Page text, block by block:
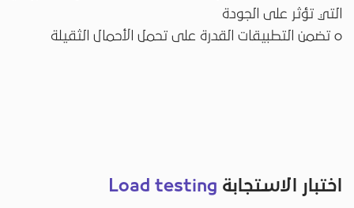
التي تؤثر على الجودة
o تضمن التطبيقات القدرة على تحمل الأحمال الثقيلة
اختبار الاستجابة Load testing